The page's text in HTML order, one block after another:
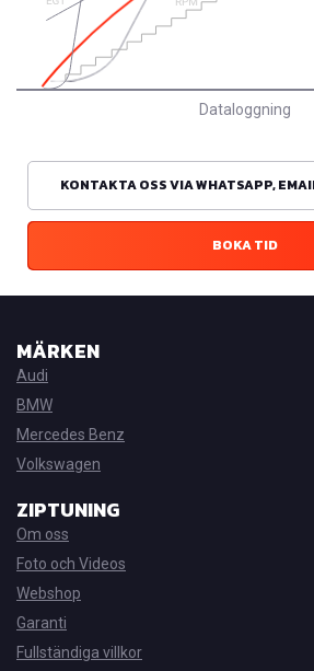
Dataloggning
KONTAKTA OSS VIA WHATSAPP,
BOKA TID
MÄRKEN
Audi
BMW
Mercedes Benz
Volkswagen
ZIPTUNING
Om oss
Foto och Videos
Webshop
Garanti
Fullständiga villkor